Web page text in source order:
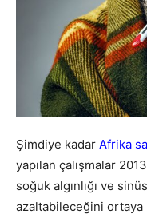
Şimdiye kadar Afrika
yapılan çalışmalar
soğuk algınlığı ve
azaltabileceğini ortaya